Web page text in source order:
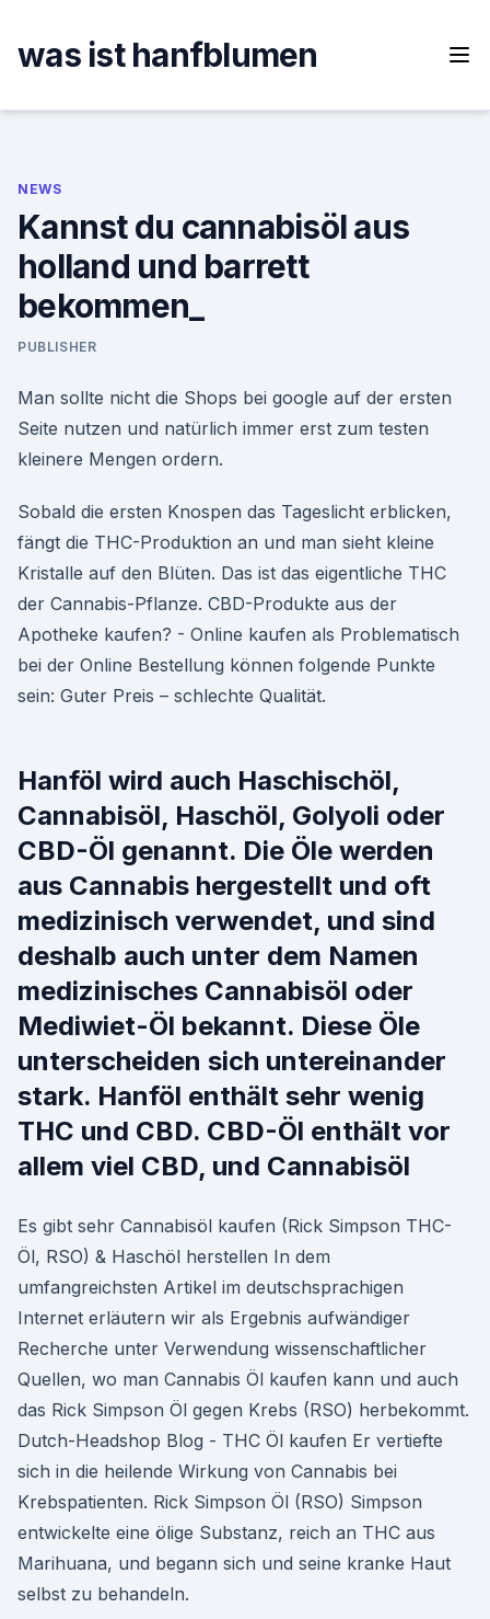
content
was ist hanfblumen
NEWS
Kannst du cannabisöl aus
holland und barrett
bekommen_
PUBLISHER
Man sollte nicht die Shops bei google auf der ersten
Seite nutzen und natürlich immer erst zum testen
kleinere Mengen ordern.
Sobald die ersten Knospen das Tageslicht erblicken,
fängt die THC-Produktion an und man sieht kleine
Kristalle auf den Blüten. Das ist das eigentliche THC
der Cannabis-Pflanze. CBD-Produkte aus der
Apotheke kaufen? - Online kaufen als Problematisch
bei der Online Bestellung können folgende Punkte
sein: Guter Preis – schlechte Qualität.
Hanföl wird auch Haschischöl,
Cannabisöl, Haschöl, Golyoli oder
CBD-Öl genannt. Die Öle werden
aus Cannabis hergestellt und oft
medizinisch verwendet, und sind
deshalb auch unter dem Namen
medizinisches Cannabisöl oder
Mediwiet-Öl bekannt. Diese Öle
unterscheiden sich untereinander
stark. Hanföl enthält sehr wenig
THC und CBD. CBD-Öl enthält vor
allem viel CBD, und Cannabisöl
Es gibt sehr Cannabisöl kaufen (Rick Simpson THC-
Öl, RSO) & Haschöl herstellen In dem
umfangreichsten Artikel im deutschsprachigen
Internet erläutern wir als Ergebnis aufwändiger
Recherche unter Verwendung wissenschaftlicher
Quellen, wo man Cannabis Öl kaufen kann und auch
das Rick Simpson Öl gegen Krebs (RSO) herbekommt.
Dutch-Headshop Blog - THC Öl kaufen Er vertiefte
sich in die heilende Wirkung von Cannabis bei
Krebspatienten. Rick Simpson Öl (RSO) Simpson
entwickelte eine ölige Substanz, reich an THC aus
Marihuana, und begann sich und seine kranke Haut
selbst zu behandeln.